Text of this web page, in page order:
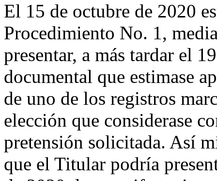
El 15 de octubre de 2020
Procedimiento No. 1,
presentar, a más tardar el
documental que estimase
de uno de los registros
elección que considerase
pretensión solicitada. Así
que el Titular podría